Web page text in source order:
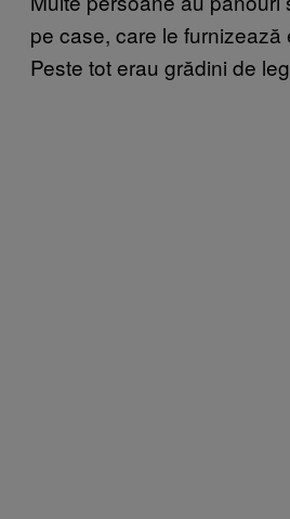
pe case, care le furnizează
Peste tot erau grădini de